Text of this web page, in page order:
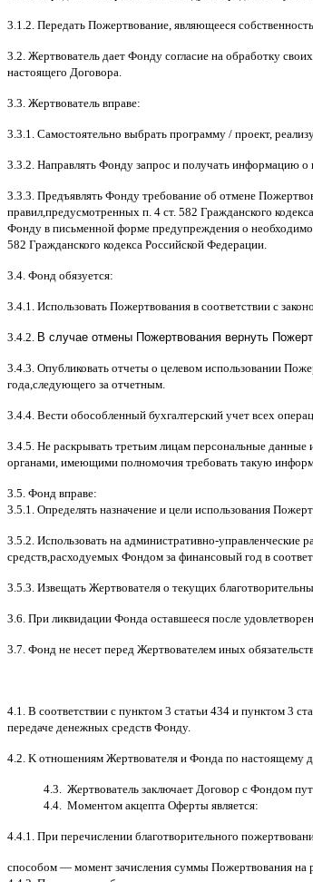
3.1.2. Передать Пожертвование, являющееся
3.2. Жертвователь дает Фонду согласие на обработку
настоящего Договора.
3.3. Жертвователь вправе:
3.3.1. Самостоятельно выбрать программу / проект,
3.3.2. Направлять Фонду запрос и получать информацию
3.3.3. Предъявлять Фонду требование об отмене
правил,предусмотренных п. 4 ст. 582 Гражданского
Фонду в письменной форме предупреждения о
582 Гражданского кодекса Российской Федерации.
3.4. Фонд обязуется:
3.4.1. Использовать Пожертвования в соответствии с
3.4.2. В случае отмены Пожертвования вернуть
3.4.3. Опубликовать отчеты о целевом использовании
года,следующего за отчетным.
3.4.4. Вести обособленный бухгалтерский учет всех
3.4.5. Не раскрывать третьим лицам персональные данные
органами, имеющими полномочия требовать такую
3.5. Фонд вправе:
3.5.1. Определять назначение и цели использования
3.5.2. Использовать на административно-управленческие
средств,расходуемых Фондом за финансовый год в
3.5.3. Извещать Жертвователя o текущих
3.6. При ликвидации Фонда оставшееся после
3.7. Фонд не несет перед Жертвователем иных
4.1. B соответствии с пунктом 3 статьи 434 и пунктом 3
передаче денежных средств Фонду.
4.2. K отношениям Жертвователя и Фонда по настоящему
4.3. Жертвователь заключает Договор c Фондом
4.4. Моментом акцепта Оферты является:
4.4.1. При перечислении благотворительного
способом — момент зачисления суммы Пожертвования на